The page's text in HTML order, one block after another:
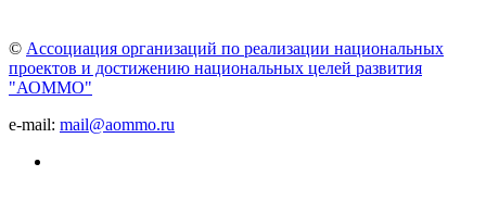
© Ассоциация организаций по реализации национальных
проектов и достижению национальных целей развития
"АОММО"
e-mail: mail@aommo.ru